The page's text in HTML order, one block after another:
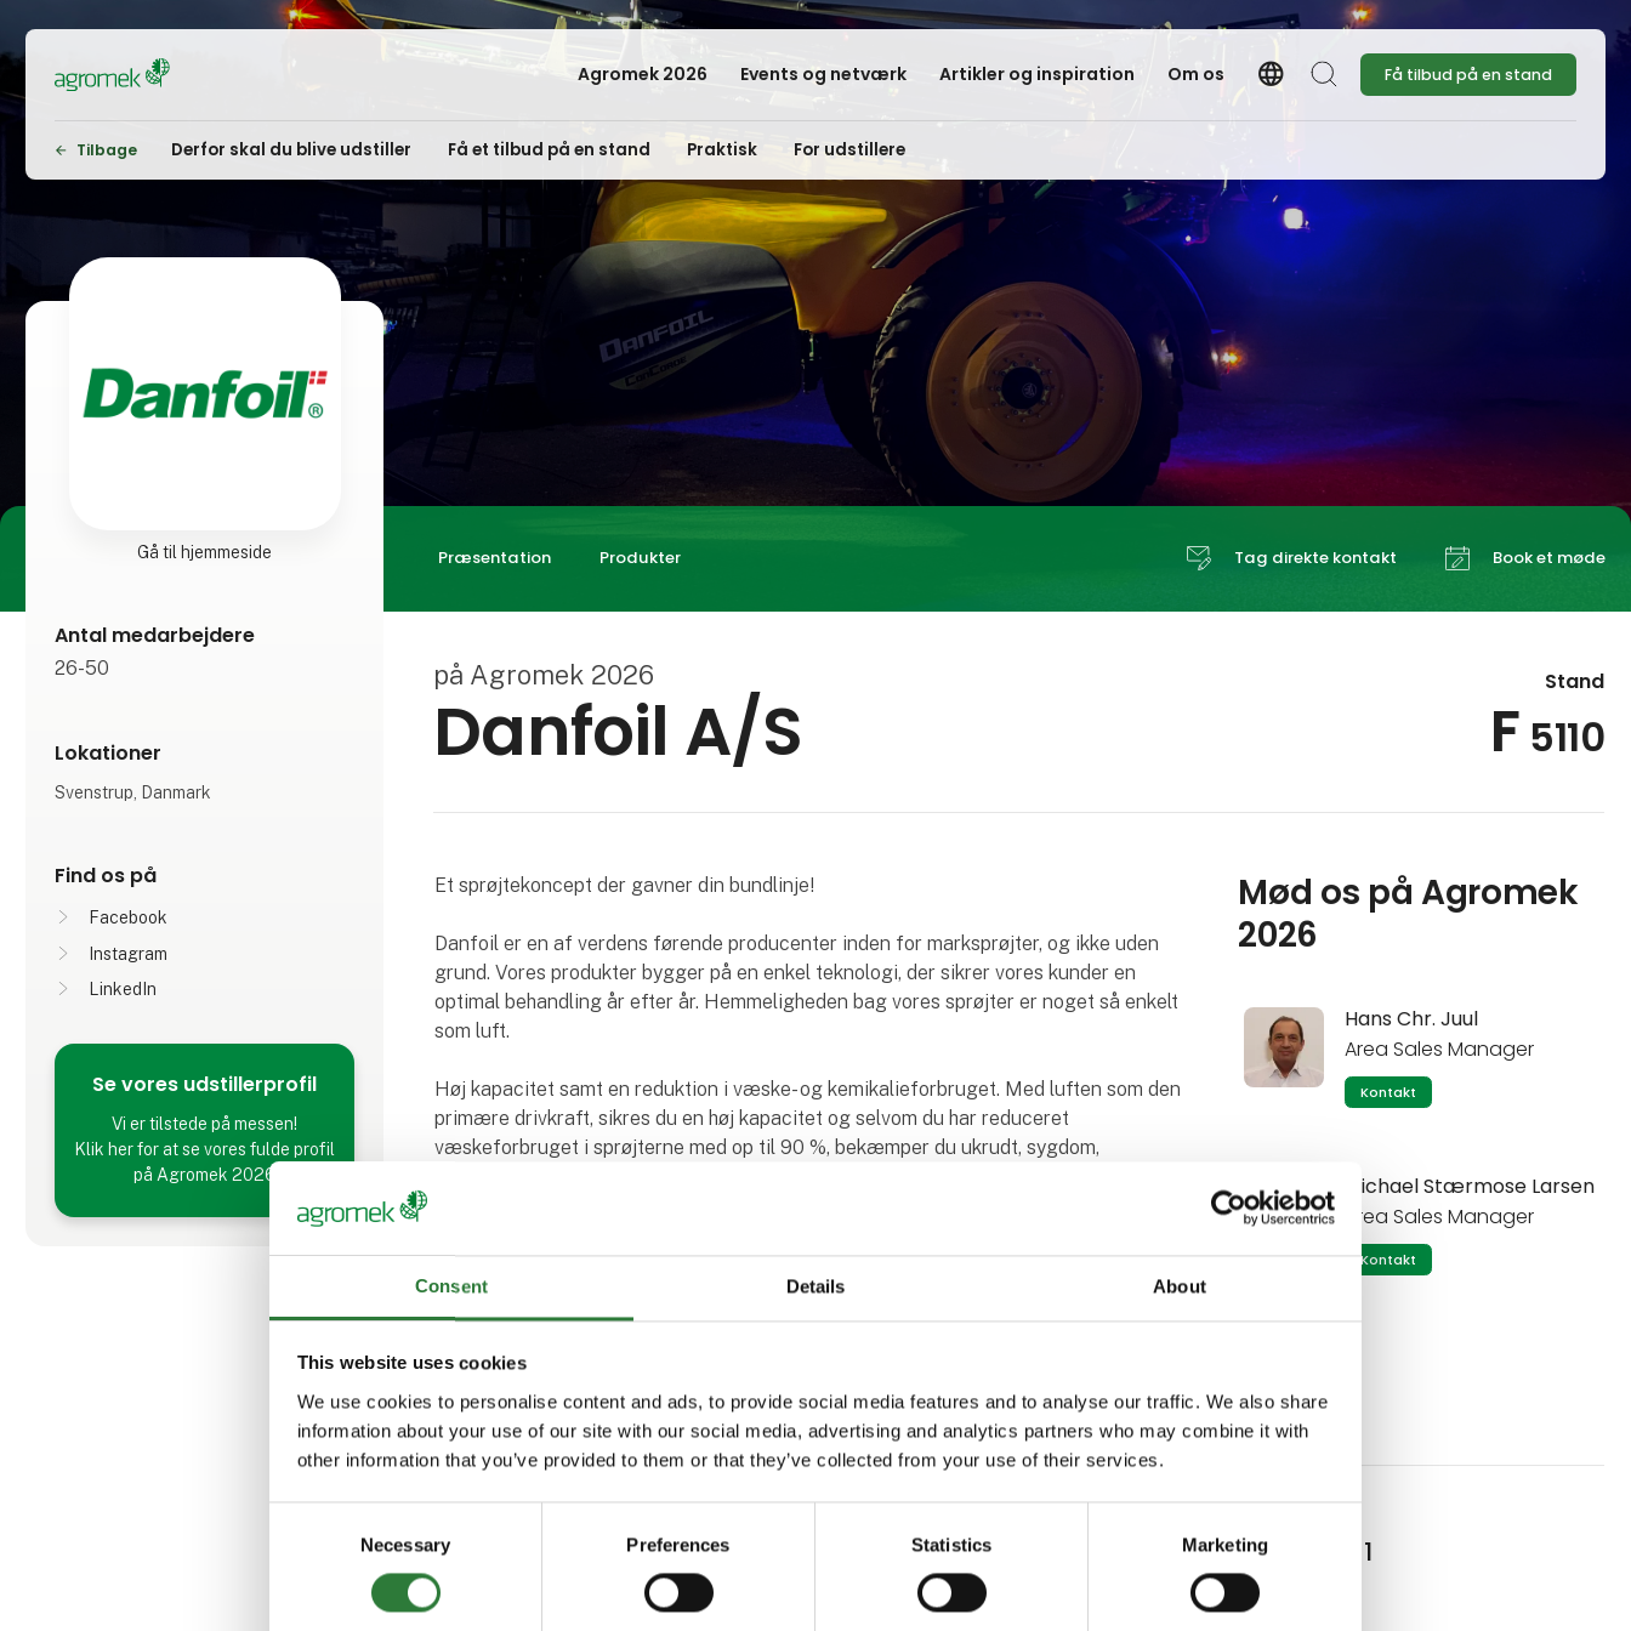
Consent Details About
This website uses cookies
We use cookies to personalise content and ads, to provide social media features and to analyse our traffic. We also share
information about your use of our site with our social media, advertising and analytics partners who may combine it with
other information that you’ve provided to them or that they’ve collected from your use of their services.
Necessary Preferences Statistics Marketing
Agromek 2026 Events og netværk Artikler og inspiration Om os languageLanguage
Søg Få tilbud på en stand
Tilbage Derfor skal du blive udstiller Få et tilbud på en stand Praktisk For udstillere
Præsentation Produkter Tag direkte kontakt Book et møde
Gå til hjemmeside
Antal medarbejdere
26-50
Lokationer
Svenstrup, Danmark
Find os på
Facebook
Instagram
LinkedIn
Se vores udstillerprofil
Vi er tilstede på messen!
Klik her for at se vores fulde profil
på Agromek 2026
på Agromek 2026
Danfoil A/S
Stand
F 5110
Et sprøjtekoncept der gavner din bundlinje!
Danfoil er en af verdens førende producenter inden for marksprøjter, og ikke uden
grund. Vores produkter bygger på en enkel teknologi, der sikrer vores kunder en
optimal behandling år efter år. Hemmeligheden bag vores sprøjter er noget så enkelt
som luft.
Høj kapacitet samt en reduktion i væske- og kemikalieforbruget. Med luften som den
primære drivkraft, sikres du en høj kapacitet og selvom du har reduceret
væskeforbruget i sprøjterne med op til 90 %, bekæmper du ukrudt, sygdom,
Mød os på Agromek
2026
Hans Chr. Juul
Area Sales Manager
Kontakt
Michael Stærmose Larsen
Area Sales Manager
Kontakt
Produkter fra Danfoil A/S
# ConCorde 4 # ConCorde 6 # AirForce 1